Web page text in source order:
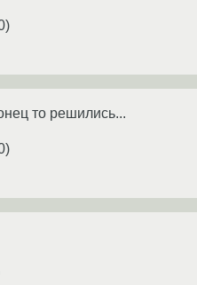
)
то решились...
)